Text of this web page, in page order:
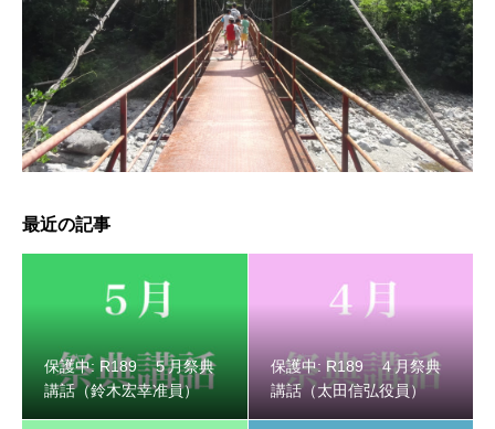
最近の記事
保護中: R189 ５月祭典
講話（鈴木宏幸准員）
保護中: R189 ４月祭典
講話（太田信弘役員）